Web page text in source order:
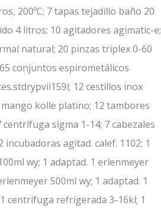
200ºC; 7 tapas tejadillo baño 20
4 litros; 10 agitadores agimatic-e;
natural; 20 pinzas triplex 0-60
conjuntos espirometálicos
12 cestillos inox
mango kolle platino; 12 tambores
sigma 1-14; 7 cabezales
agitad. calef. 1102; 1
wy; 1 adaptad. 1 erlenmeyer
500ml wy; 1 adaptad. 1
centrífuga refrigerada 3-16kl; 1